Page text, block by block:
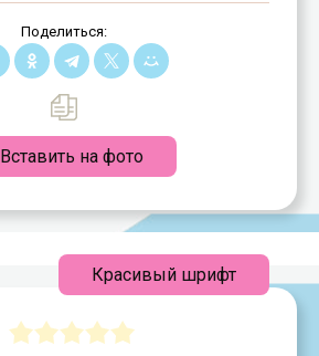
Поделиться:
Вставить на фото
Красивый шрифт